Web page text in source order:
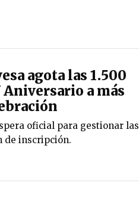
agota las 1.500
a más
oficial para gestionar las
de inscripción.